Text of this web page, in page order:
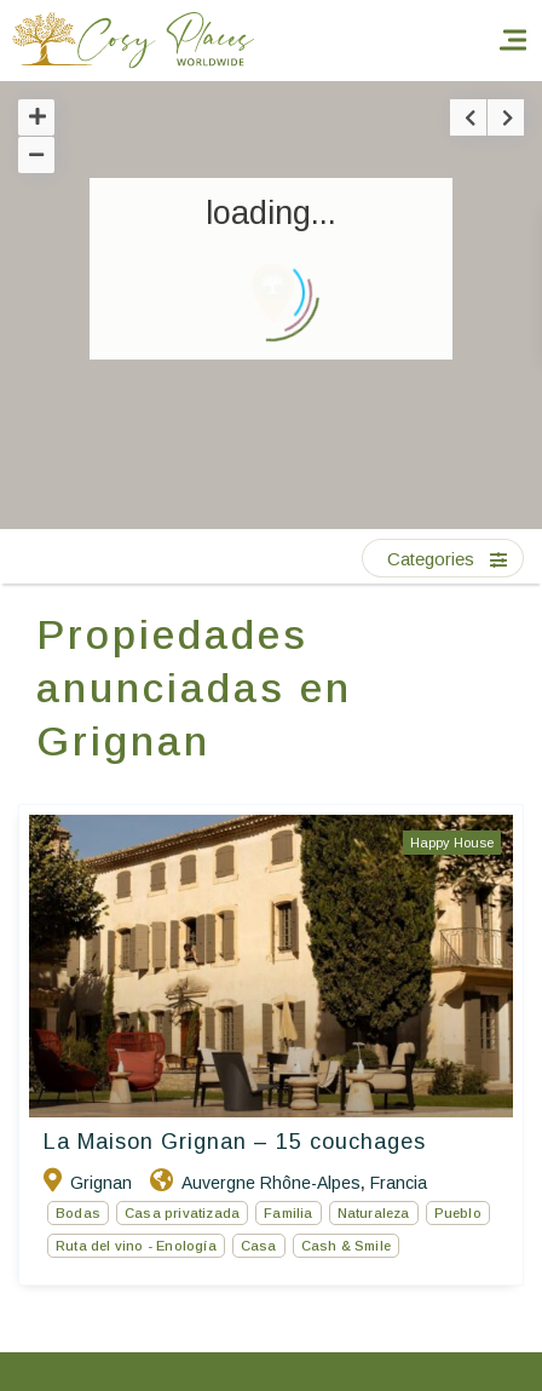
Inicio
Reservar una estancia
Nuestra colección mundial
ES EN FR
loading...
Propiedades
anunciadas en
Grignan
Categories
Happy House
La Maison Grignan – 15 couchages
Grignan Auvergne Rhône-Alpes, Francia
Bodas Casa privatizada Familia Naturaleza Pueblo
Ruta del vino - Enología Casa Cash & Smile